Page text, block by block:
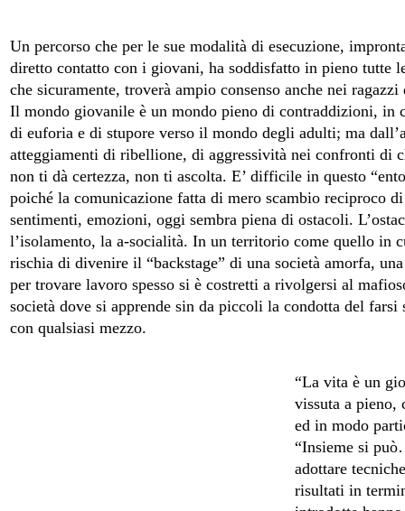
Un percorso che per le sue modalità di esecuzione,
diretto contatto con i giovani, ha soddisfatto in pieno tutte
che sicuramente, troverà ampio consenso anche nei
Il mondo giovanile è un mondo pieno di contraddizioni, in
di euforia e di stupore verso il mondo degli adulti; ma
atteggiamenti di ribellione, di aggressività nei confronti di
non ti dà certezza, non ti ascolta. E’ difficile in questo
poiché la comunicazione fatta di mero scambio reciproco
sentimenti, emozioni, oggi sembra piena di ostacoli.
l’isolamento, la a-socialità. In un territorio come quello in
rischia di divenire il “backstage” di una società amorfa,
per trovare lavoro spesso si è costretti a rivolgersi al
società dove si apprende sin da piccoli la condotta del farsi
con qualsiasi mezzo.
“La vita è un
vissuta a pieno,
ed in modo
“Insieme si
adottare
risultati in